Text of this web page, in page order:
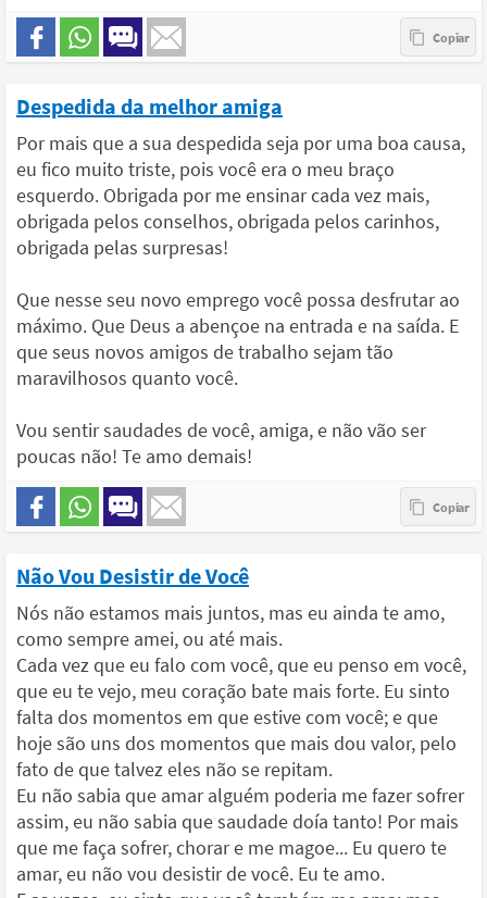
Despedida da melhor amiga
Por mais que a sua despedida seja por uma boa causa,
eu fico muito triste, pois você era o meu braço
esquerdo. Obrigada por me ensinar cada vez mais,
obrigada pelos conselhos, obrigada pelos carinhos,
obrigada pelas surpresas!
Que nesse seu novo emprego você possa desfrutar ao
máximo. Que Deus a abençoe na entrada e na saída. E
que seus novos amigos de trabalho sejam tão
maravilhosos quanto você.
Vou sentir saudades de você, amiga, e não vão ser
poucas não! Te amo demais!
Não Vou Desistir de Você
Nós não estamos mais juntos, mas eu ainda te amo,
como sempre amei, ou até mais.
Cada vez que eu falo com você, que eu penso em você,
que eu te vejo, meu coração bate mais forte. Eu sinto
falta dos momentos em que estive com você; e que
hoje são uns dos momentos que mais dou valor, pelo
fato de que talvez eles não se repitam.
Eu não sabia que amar alguém poderia me fazer sofrer
assim, eu não sabia que saudade doía tanto! Por mais
que me faça sofrer, chorar e me magoe... Eu quero te
amar, eu não vou desistir de você. Eu te amo.